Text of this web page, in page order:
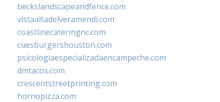
beckslandscapeandfence.com
vistaaltadelveramendi.com
coastlinecateringnc.com
cuesburgershouston.com
psicologiaespecializadaencampeche.com
dmtacos.com
crescentstreetprinting.com
hornopizza.com